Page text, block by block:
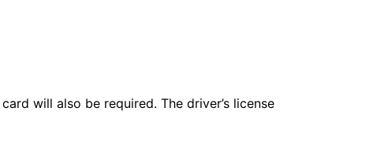
will also be required. The driver’s license